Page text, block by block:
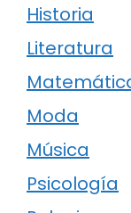
Historia
Literatura
Moda
Música
Psicología